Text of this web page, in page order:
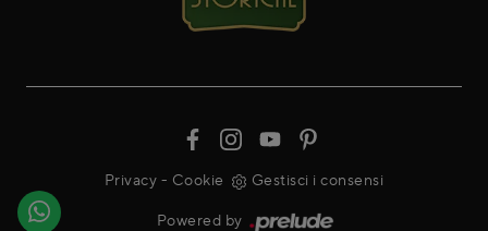
Privacy - Cookie Gestisci i consensi
Powered by